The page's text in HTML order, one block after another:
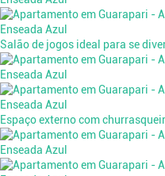
Salão de jogos ideal para se
Espaço externo com